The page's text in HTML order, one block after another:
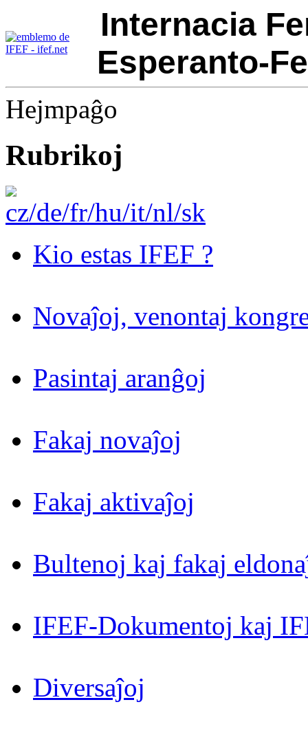
Internacia
Esperanto-
Hejmpaĝo
Rubrikoj
Kio estas IFEF ?
Novaĵoj, venontaj
Pasintaj aranĝoj
Fakaj novaĵoj
Fakaj aktivaĵoj
Bultenoj kaj fakaj
IFEF-Dokumentoj kaj
Diversaĵoj